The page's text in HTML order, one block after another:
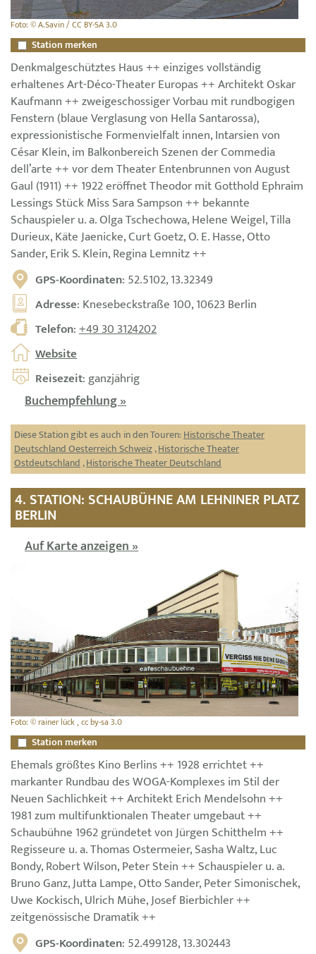
Foto: © A.Savin / CC BY-SA 3.0
Station merken
Denkmalgeschütztes Haus ++ einziges vollständig
erhaltenes Art-Déco-Theater Europas ++ Architekt Oskar
Kaufmann ++ zweigeschossiger Vorbau mit rundbogigen
Fenstern (blaue Verglasung von Hella Santarossa),
expressionistische Formenvielfalt innen, Intarsien von
César Klein, im Balkonbereich Szenen der Commedia
dell’arte ++ vor dem Theater Entenbrunnen von August
Gaul (1911) ++ 1922 eröffnet Theodor mit Gotthold Ephraim
Lessings Stück Miss Sara Sampson ++ bekannte
Schauspieler u. a. Olga Tschechowa, Helene Weigel, Tilla
Durieux, Käte Jaenicke, Curt Goetz, O. E. Hasse, Otto
Sander, Erik S. Klein, Regina Lemnitz ++
GPS-Koordinaten: 52.5102, 13.32349
Adresse: Knesebeckstraße 100, 10623 Berlin
Telefon:+49 30 3124202
Website
Reisezeit: ganzjährig
Buchempfehlung »
Diese Station gibt es auch in den Touren:Historische Theater
Deutschland Oesterreich Schweiz,Historische Theater
Ostdeutschland,Historische Theater Deutschland
4. STATION: SCHAUBÜHNE AM LEHNINER PLATZ
BERLIN
Auf Karte anzeigen »
Foto: © rainer lück , cc by-sa 3.0
Station merken
Ehemals größtes Kino Berlins ++ 1928 errichtet ++
markanter Rundbau des WOGA-Komplexes im Stil der
Neuen Sachlichkeit ++ Architekt Erich Mendelsohn ++
1981 zum multifunktionalen Theater umgebaut ++
Schaubühne 1962 gründetet von Jürgen Schitthelm ++
Regisseure u. a. Thomas Ostermeier, Sasha Waltz, Luc
Bondy, Robert Wilson, Peter Stein ++ Schauspieler u. a.
Bruno Ganz, Jutta Lampe, Otto Sander, Peter Simonischek,
Uwe Kockisch, Ulrich Mühe, Josef Bierbichler ++
zeitgenössische Dramatik ++
GPS-Koordinaten: 52.499128, 13.302443